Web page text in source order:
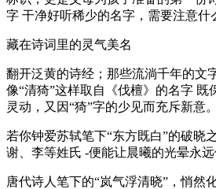
字 干净好听稀少的名字，需要注意什
藏在诗词里的灵气美名
翻开泛黄的诗经；那些流淌千年的文
像“清猗”这样取自《伐檀》的名字 既
灵动，又因“猗”字的少见而充斥新意。
若你钟爱苏轼笔下“东方既白”的破晓
谢、李等姓氏 -便能让晨曦的光晕永远
唐代诗人笔下的“岚气浮清晓”，悄然